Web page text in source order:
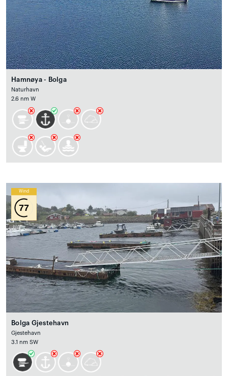
Hamnøya - Bolga
Naturhavn
2.6 nm W
Wind
77
Bolga Gjestehavn
Gjestehavn
3.1 nm SW